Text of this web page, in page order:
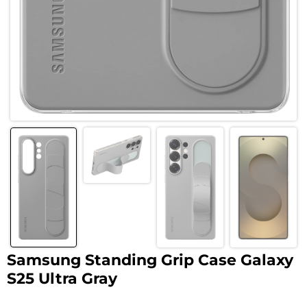
Samsung Standing Grip Case Galaxy
S25 Ultra Gray